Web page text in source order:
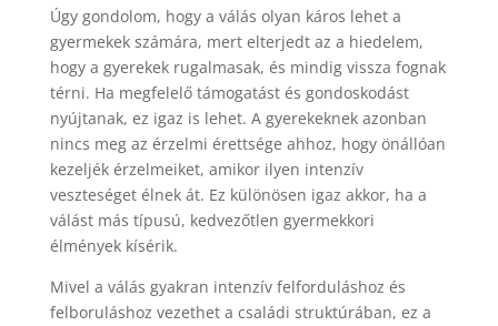
Úgy gondolom, hogy a válás olyan káros lehet a
gyermekek számára, mert elterjedt az a hiedelem,
hogy a gyerekek rugalmasak, és mindig vissza fognak
térni. Ha megfelelő támogatást és gondoskodást
nyújtanak, ez igaz is lehet. A gyerekeknek azonban
nincs meg az érzelmi érettsége ahhoz, hogy önállóan
kezeljék érzelmeiket, amikor ilyen intenzív
veszteséget élnek át. Ez különösen igaz akkor, ha a
válást más típusú, kedvezőtlen gyermekkori
élmények kísérik.
Mivel a válás gyakran intenzív felforduláshoz és
felboruláshoz vezethet a családi struktúrában, ez a